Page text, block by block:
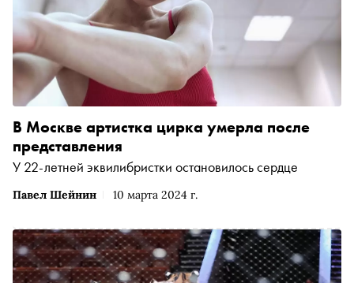
Павел Шейнин 10 марта 2024 г.
В Москве артистка цирка умерла после
представления
У 22-летней эквилибристки остановилось сердце